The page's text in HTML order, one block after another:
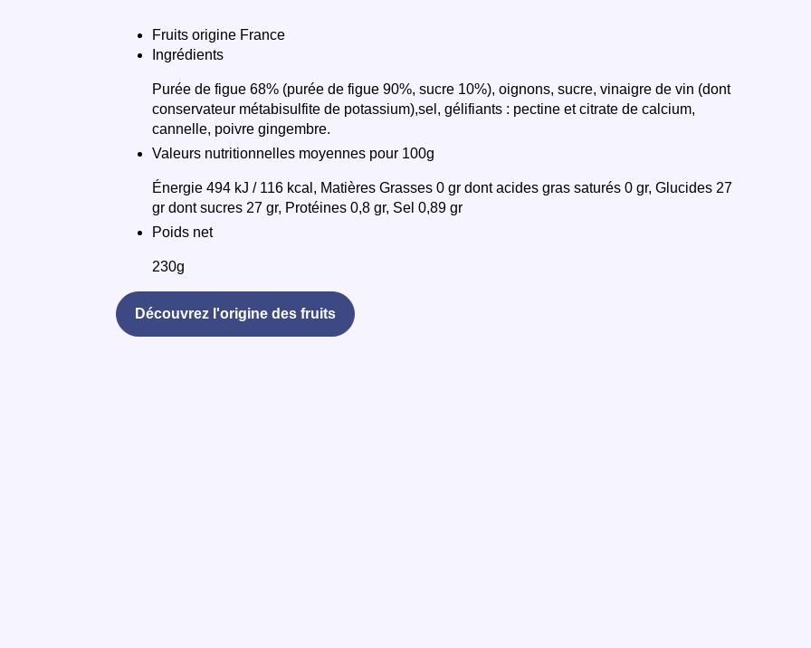
Fruits origine France
Ingrédients
Purée de figue 68% (purée de figue 90%, sucre 10%), oignons, sucre, vinaigre de vin (dont
conservateur métabisulfite de potassium),sel, gélifiants : pectine et citrate de calcium,
cannelle, poivre gingembre.
Valeurs nutritionnelles moyennes pour 100g
Énergie 494 kJ / 116 kcal, Matières Grasses 0 gr dont acides gras saturés 0 gr, Glucides 27
gr dont sucres 27 gr, Protéines 0,8 gr, Sel 0,89 gr
Poids net
230g
Découvrez l'origine des fruits